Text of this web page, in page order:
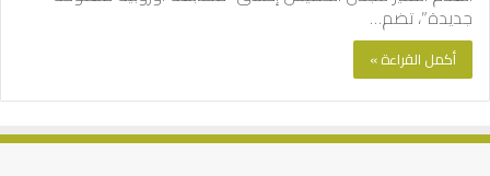
جديدة”، تضم…
أكمل القراءة »